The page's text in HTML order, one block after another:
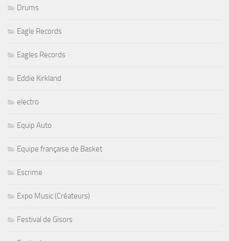
Drums
Eagle Records
Eagles Records
Eddie Kirkland
electro
Equip Auto
Equipe française de Basket
Escrime
Expo Music (Créateurs)
Festival de Gisors